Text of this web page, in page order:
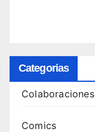
Categorias
Colaboraciones
Comics